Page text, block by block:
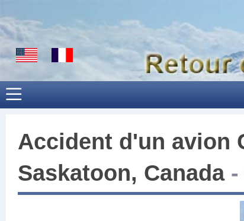
Accident d'un avion
Saskatoon, Canada -